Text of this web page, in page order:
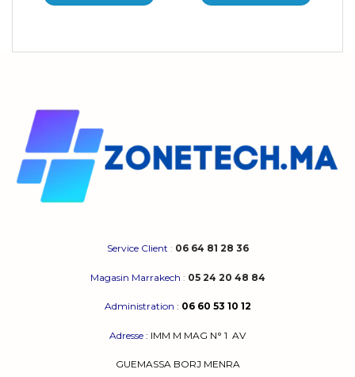
Service Client : 06 64 81 28 36
Magasin Marrakech : 05 24 20 48 84
Administration : 06 60 53 10 12
Adresse : IMM M MAG N° 1 AV
GUEMASSA BORJ MENRA